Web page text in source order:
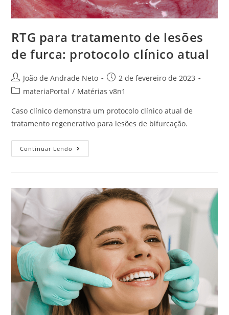
RTG para tratamento de lesões
de furca: protocolo clínico atual
João de Andrade Neto
2 de fevereiro de 2023
materiaPortal / Matérias v8n1
Caso clínico demonstra um protocolo clínico atual de
tratamento regenerativo para lesões de bifurcação.
Continuar Lendo